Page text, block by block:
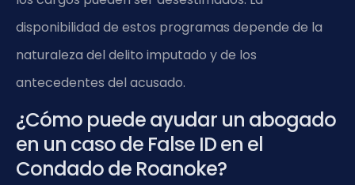
disponibilidad de estos programas depende de la
naturaleza del delito imputado y de los
antecedentes del acusado.
¿Cómo puede ayudar un abogado
en un caso de False ID en el
Condado de Roanoke?